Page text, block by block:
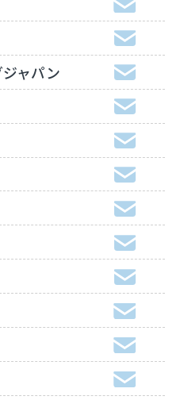
ャパン